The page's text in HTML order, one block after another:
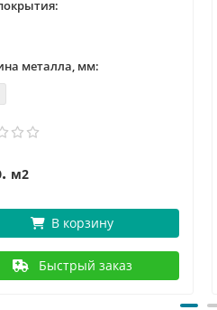
металла, мм:
м2
В корзину
Быстрый заказ